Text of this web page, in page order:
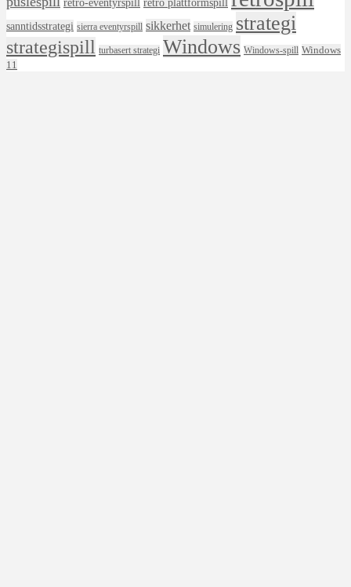
sanntidsstrategi sierra eventyrspill sikkerhet simulering strategi
strategispill turbasert strategi Windows Windows-spill Windows
11